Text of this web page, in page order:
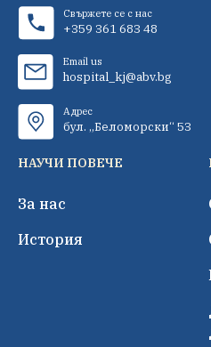
Свържете се с нас
+359 361 683 48
Email us
hospital_kj@abv.bg
Адрес
бул. „Беломорски“ 53
НАУЧИ ПОВЕЧЕ
За нас
История